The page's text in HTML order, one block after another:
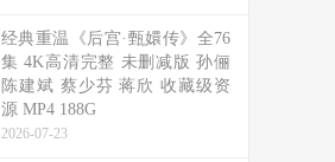
经典重温《后宫·甄嬛传》全76
集 4K高清完整 未删减版 孙俪
陈建斌 蔡少芬 蒋欣 收藏级资
源 MP4 188G
2026-07-23